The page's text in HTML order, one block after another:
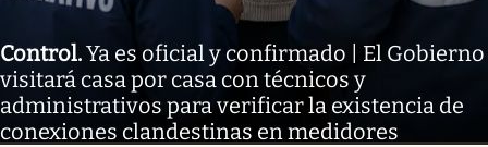
Control.Ya es oficial y confirmado | El Gobierno
visitará casa por casa con técnicos y
administrativos para verificar la existencia de
conexiones clandestinas en medidores